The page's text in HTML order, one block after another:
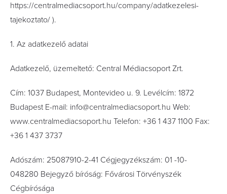
https://centralmediacsoport.hu/company/adatkezelesi-
tajekoztato/ ).
1. Az adatkezelő adatai
Adatkezelő, üzemeltető: Central Médiacsoport Zrt.
Cím: 1037 Budapest, Montevideo u. 9. Levélcím: 1872
Budapest E-mail: info@centralmediacsoport.hu Web:
www.centralmediacsoport.hu Telefon: +36 1 437 1100 Fax:
+36 1 437 3737
Adószám: 25087910-2-41 Cégjegyzékszám: 01 -10-
048280 Bejegyző bíróság: Fővárosi Törvényszék
Cégbírósága